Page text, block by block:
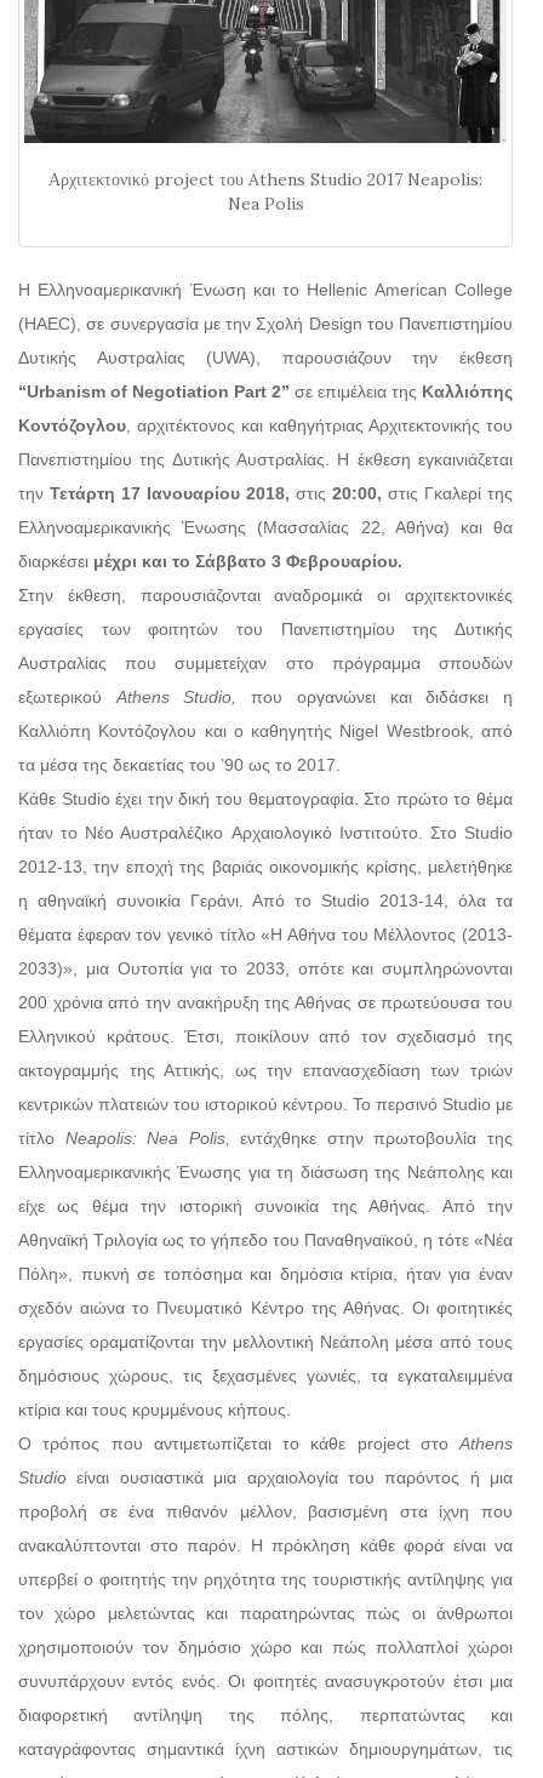
Αρχιτεκτονικό project του Athens Studio 2017 Neapolis:
Nea Polis
Η Ελληνοαμερικανική Ένωση και το Hellenic American College
(HAEC), σε συνεργασία με την Σχολή Design του Πανεπιστημίου
Δυτικής Αυστραλίας (UWA), παρουσιάζουν την έκθεση
“Urbanism of Negotiation Part 2” σε επιμέλεια της Καλλιόπης
Κοντόζογλου , αρχιτέκτονος και καθηγήτριας Αρχιτεκτονικής του
Πανεπιστημίου της Δυτικής Αυστραλίας. Η έκθεση εγκαινιάζεται
την Τετάρτη 17 Ιανουαρίου 2018, στις 20:00, στις Γκαλερί της
Ελληνοαμερικανικής Ένωσης (Μασσαλίας 22, Αθήνα) και θα
διαρκέσει μέχρι και το Σάββατο 3 Φεβρουαρίου.
Στην έκθεση, παρουσιάζονται αναδρομικά οι αρχιτεκτονικές
εργασίες των φοιτητών του Πανεπιστημίου της Δυτικής
Αυστραλίας που συμμετείχαν στο πρόγραμμα σπουδών
εξωτερικού Athens Studio,
που οργανώνει και διδάσκει η
Καλλιόπη Κοντόζογλου και ο καθηγητής Nigel Westbrook, από
τα μέσα της δεκαετίας του ’90 ως το 2017.
Κάθε Studio έχει την δική του θεματογραφία. Στο πρώτο το θέμα
ήταν το Νέο Αυστραλέζικo Αρχαιολογικό Ινστιτούτο. Στο Studio
2012-13, την εποχή της βαριάς οικονομικής κρίσης, μελετήθηκε
η αθηναϊκή συνοικία Γεράνι. Από το Studio 2013-14, όλα τα
θέματα έφεραν τον γενικό τίτλο «Η Αθήνα του Μέλλοντος (2013-
2033)», μια Ουτοπία για το 2033, οπότε και συμπληρώνονται
200 χρόνια από την ανακήρυξη της Αθήνας σε πρωτεύουσα του
Ελληνικού κράτους. Έτσι, ποικίλουν από τον σχεδιασμό της
ακτογραμμής της Αττικής, ως την επανασχεδίαση των τριών
κεντρικών πλατειών του ιστορικού κέντρου. Το περσινό Studio με
τίτλο Neapolis: Nea Polis,
εντάχθηκε στην πρωτοβουλία της
Ελληνοαμερικανικής Ένωσης για τη διάσωση της Νεάπολης και
είχε ως θέμα την ιστορική συνοικία της Αθήνας. Από την
Αθηναϊκή Τριλογία ως το γήπεδο του Παναθηναϊκού, η τότε «Νέα
Πόλη», πυκνή σε τοπόσημα και δημόσια κτίρια, ήταν για έναν
σχεδόν αιώνα το Πνευματικό Κέντρο της Αθήνας. Οι φοιτητικές
εργασίες οραματίζονται την μελλοντική Νεάπολη μέσα από τους
δημόσιους χώρους, τις ξεχασμένες γωνιές, τα εγκαταλειμμένα
κτίρια και τους κρυμμένους κήπους.
Ο τρόπος που αντιμετωπίζεται το κάθε project στο Athens
Studio είναι ουσιαστικά μια αρχαιολογία του παρόντος ή μια
προβολή σε ένα πιθανόν μέλλον, βασισμένη στα ίχνη που
ανακαλύπτονται στο παρόν. Η πρόκληση κάθε φορά είναι να
υπερβεί ο φοιτητής την ρηχότητα της τουριστικής αντίληψης για
τον χώρο μελετώντας και παρατηρώντας πώς οι άνθρωποι
χρησιμοποιούν τον δημόσιο χώρο και πώς πολλαπλοί χώροι
συνυπάρχουν εντός ενός. Οι φοιτητές ανασυγκροτούν έτσι μια
διαφορετική αντίληψη της πόλης, περπατώντας και
καταγράφοντας σημαντικά ίχνη αστικών δημιουργημάτων, τις